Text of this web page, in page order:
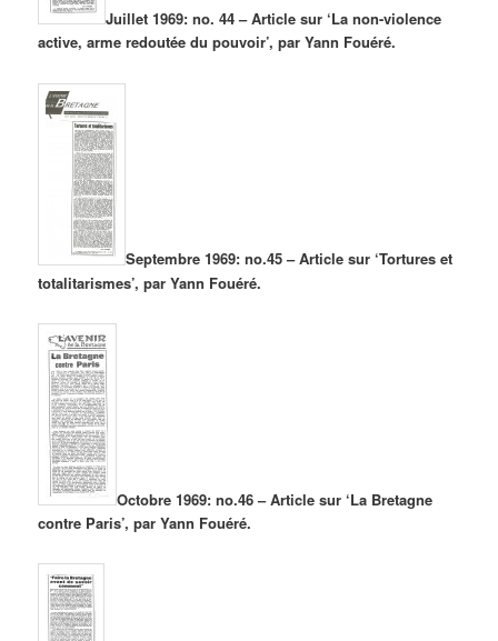
Juillet 1969: no. 44 – Article sur ‘La non-violence
active, arme redoutée du pouvoir’, par Yann Fouéré.
Septembre 1969: no.45 – Article sur ‘Tortures et
totalitarismes’, par Yann Fouéré.
Octobre 1969: no.46 – Article sur ‘La Bretagne
contre Paris’, par Yann Fouéré.